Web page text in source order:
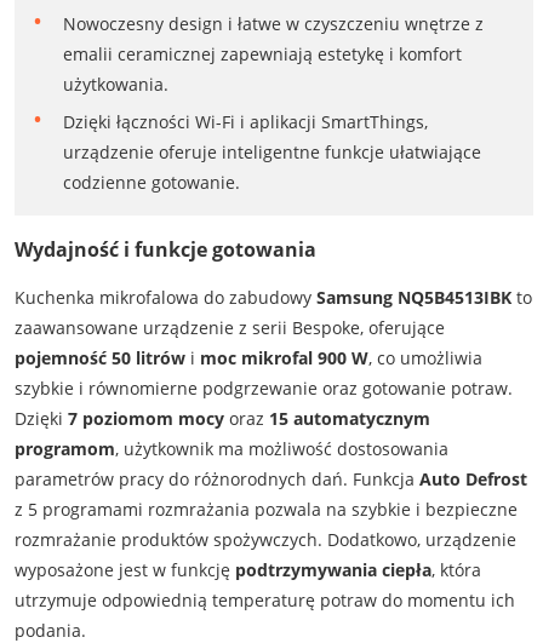
Nowoczesny design i łatwe w czyszczeniu wnętrze z
emalii ceramicznej zapewniają estetykę i komfort
użytkowania.
Dzięki łączności Wi-Fi i aplikacji SmartThings,
urządzenie oferuje inteligentne funkcje ułatwiające
codzienne gotowanie.
Wydajność i funkcje gotowania
Kuchenka mikrofalowa do zabudowy Samsung NQ5B4513IBKto
zaawansowane urządzenie z serii Bespoke, oferujące
pojemność 50 litrówi moc mikrofal 900 W, co umożliwia
szybkie i równomierne podgrzewanie oraz gotowanie potraw.
Dzięki 7 poziomom mocyoraz 15 automatycznym
programom, użytkownik ma możliwość dostosowania
parametrów pracy do różnorodnych dań. Funkcja Auto Defrost
z 5 programami rozmrażania pozwala na szybkie i bezpieczne
rozmrażanie produktów spożywczych. Dodatkowo, urządzenie
wyposażone jest w funkcję podtrzymywania ciepła, która
utrzymuje odpowiednią temperaturę potraw do momentu ich
podania.